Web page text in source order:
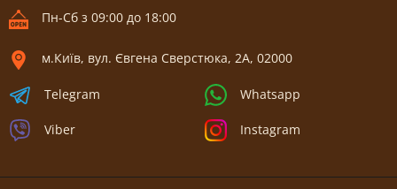
Пн-Сб з 09:00 до 18:00
м.Київ, вул. Євгена Сверстюка, 2А, 02000
Telegram
Viber
Whatsapp
Instagram